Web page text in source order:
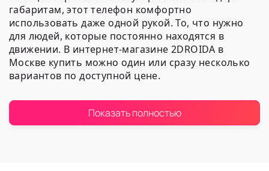
габаритам, этот телефон комфортно
использовать даже одной рукой. То, что нужно
для людей, которые постоянно находятся в
движении. В интернет-магазине 2DROIDA в
Москве купить можно один или сразу несколько
вариантов по доступной цене.
Ключевые особенности
смартфона
Показать полностью